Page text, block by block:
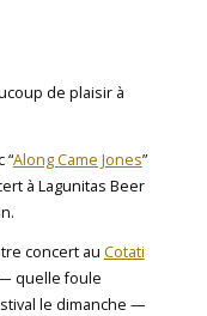
de plaisir à
“Along Came Jones”
à Lagunitas Beer
concert au Cotati
quelle foule
le dimanche —